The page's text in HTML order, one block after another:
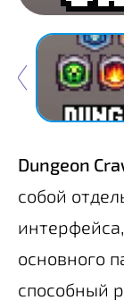
Dungeon
собой
основного
способный